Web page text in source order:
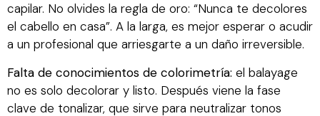
capilar. No olvides la regla de oro: “Nunca te decolores
el cabello en casa”. A la larga, es mejor esperar o acudir
a un profesional que arriesgarte a un daño irreversible.
Falta de conocimientos de colorimetría: el balayage
no es solo decolorar y listo. Después viene la fase
clave de tonalizar, que sirve para neutralizar tonos